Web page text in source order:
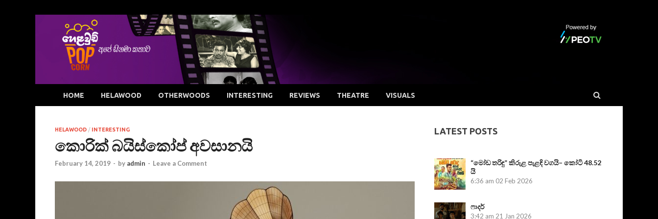
HOME HELAWOOD OTHERWOODS INTERESTING REVIEWS THEATRE VISUALS
HELAWOOD / INTERESTING
කොරික් බයිස්කෝප් අවසානයි
February 14, 2019 - by admin - Leave a Comment
LATEST POSTS
“මෝඩ තරිඳු” කිරුළ පැළඳි වගයි– කෝටි 48.52
යි
6:36 am 02 Feb 2026
ෆාදර්
3:42 am 21 Jan 2026